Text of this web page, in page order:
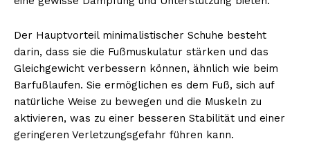
Inhalte
Der Hauptvorteil minimalistischer Schuhe besteht
darin, dass sie die Fußmuskulatur stärken und das
Gleichgewicht verbessern können, ähnlich wie beim
Barfußlaufen. Sie ermöglichen es dem Fuß, sich auf
natürliche Weise zu bewegen und die Muskeln zu
aktivieren, was zu einer besseren Stabilität und einer
geringeren Verletzungsgefahr führen kann.